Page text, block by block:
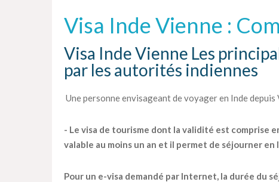
Visa Inde Vienne :
Visa Inde Vienne Les
par les autorités indiennes
Une personne envisageant de voyager en Inde
- Le visa de tourisme dont la validité est comprise
valable au moins un an et il permet de séjourner
Pour un e-visa demandé par Internet, la durée du